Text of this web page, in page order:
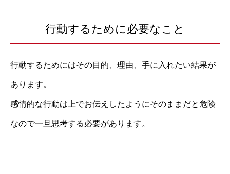
行動するために必要なこと
行動するためにはその目的、理由、手に入れたい結果が
あります。
感情的な行動は上でお伝えしたようにそのままだと危険
なので一旦思考する必要があります。